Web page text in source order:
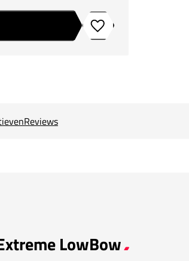
Toevoegen aan verlanglijstje
Reviews
LowBow